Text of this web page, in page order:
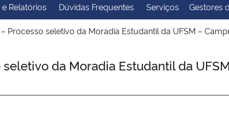
Ministério do
Desenvolvimento Regional
Controladoria-Geral da
União
Advocacia-Geral da União Banco Central do Brasil
Relatórios Dúvidas Frequentes Serviços Gestores
Processo seletivo da Moradia Estudantil da UFSM –
da Moradia Estudantil da